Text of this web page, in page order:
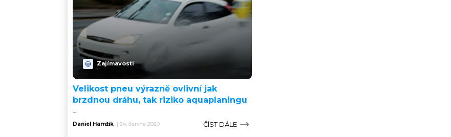
Zajímavosti
Velikost pneu výrazně ovlivní jak
brzdnou dráhu, tak riziko aquaplaningu
...
Daniel Hamžík | 24. června 2020 ČÍST DÁLE